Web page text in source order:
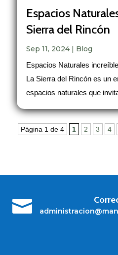
Espacios
Sierra del Rincón
Sep 11, 2024| Blog
Espacios Naturales
La Sierra del Rincón es un
espacios naturales que
Página 1 de 4 1 2 3 4
